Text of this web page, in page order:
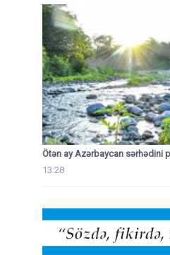
Ötən ay Azərbaycan sərhədini
13:28